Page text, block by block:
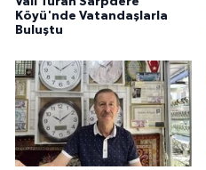
Köyü'nde Vatandaşlarla
Buluştu